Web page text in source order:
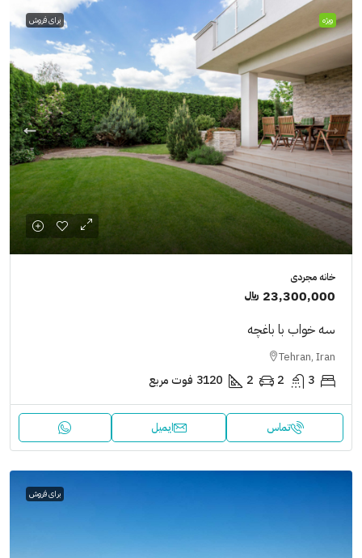
ویژه برای فروش
خانه مجردی
23,300,000 ﷼
سه خواب با باغچه
Tehran, Iran
3
2
2
3120 فوت مربع
تماس ایمیل
برای فروش